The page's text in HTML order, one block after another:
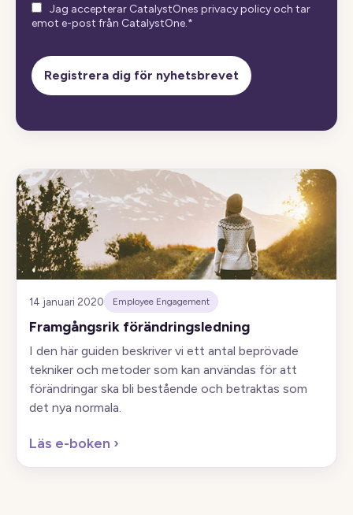
Jag accepterar CatalystOnes privacy policy och tar
emot e-post från CatalystOne.*
14 januari 2020 Employee Engagement
Framgångsrik förändringsledning
I den här guiden beskriver vi ett antal beprövade
tekniker och metoder som kan användas för att
förändringar ska bli bestående och betraktas som
det nya normala.
Läs e-boken ›